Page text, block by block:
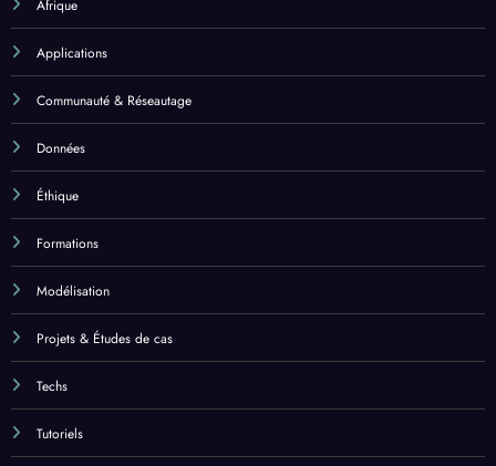
Afrique
Applications
Communauté & Réseautage
Données
Éthique
Formations
Modélisation
Projets & Études de cas
Techs
Tutoriels